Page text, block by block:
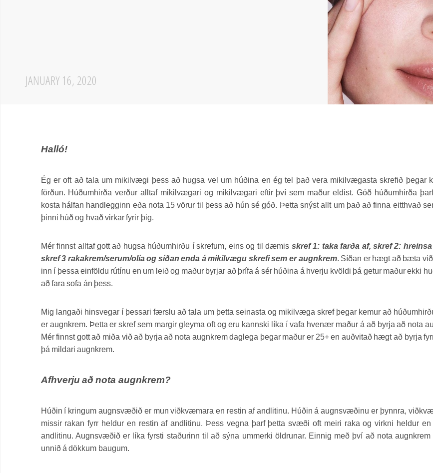
JANUARY 16, 2020
Halló!
Ég er oft að tala um mikilvægi þess að hugsa vel um húðina en ég tel það vera mikilvægasta skrefið þegar
förðun. Húðumhirða verður alltaf mikilvægari og mikilvægari eftir því sem maður eldist. Góð húðumhirða
kosta hálfan handlegginn eða nota 15 vörur til þess að hún sé góð. Þetta snýst allt um það að finna eitthvað
þinni húð og hvað virkar fyrir þig.
Mér finnst alltaf gott að hugsa húðumhirðu í skrefum, eins og til dæmis skref 1: taka farða af, skref 2:
skref 3 rakakrem/serum/olía og síðan enda á mikilvægu skrefi sem er augnkrem. Síðan er hægt að bæta
inn í þessa einföldu rútínu en um leið og maður byrjar að þrífa á sér húðina á hverju kvöldi þá getur maður ekki
að fara sofa án þess.
Mig langaði hinsvegar í þessari færslu að tala um þetta seinasta og mikilvæga skref þegar kemur að
er augnkrem. Þetta er skref sem margir gleyma oft og eru kannski líka í vafa hvenær maður á að byrja að nota
Mér finnst gott að miða við að byrja að nota augnkrem daglega þegar maður er 25+ en auðvitað hægt að byrja
þá mildari augnkrem.
Afhverju að nota augnkrem?
Húðin í kringum augnsvæðið er mun viðkvæmara en restin af andlitinu. Húðin á augnsvæðinu er þynnra,
missir rakan fyrr heldur en restin af andlitinu. Þess vegna þarf þetta svæði oft meiri raka og virkni heldur en
andlitinu. Augnsvæðið er líka fyrsti staðurinn til að sýna ummerki öldrunar. Einnig með því að nota augnkrem
unnið á dökkum baugum.